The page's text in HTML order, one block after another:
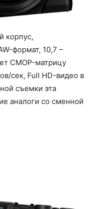
корпус,
формат, 10,7 –
CMOP-матрицу
сек, Full HD-видео в
съемки эта
аналоги со сменной